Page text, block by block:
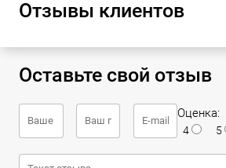
Отзывы клиентов
Оставьте свой отзыв
Оценка:
4
5